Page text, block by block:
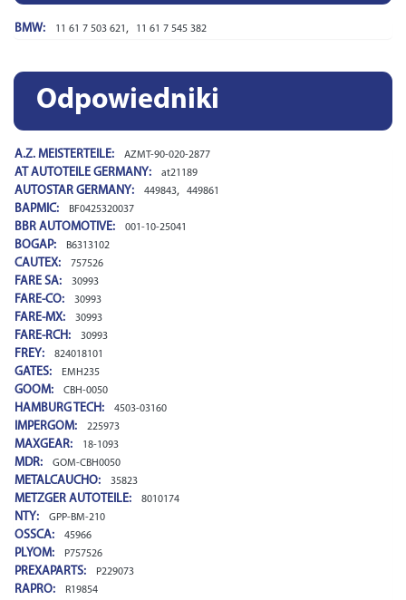
BMW: 11 61 7 503 621 , 11 61 7 545 382
Odpowiedniki
A.Z. MEISTERTEILE: AZMT-90-020-2877
AT AUTOTEILE GERMANY: at21189
AUTOSTAR GERMANY: 449843, 449861
BAPMIC: BF0425320037
BBR AUTOMOTIVE: 001-10-25041
BOGAP: B6313102
CAUTEX: 757526
FARE SA: 30993
FARE-CO: 30993
FARE-MX: 30993
FARE-RCH: 30993
FREY: 824018101
GATES: EMH235
GOOM: CBH-0050
HAMBURG TECH: 4503-03160
IMPERGOM: 225973
MAXGEAR: 18-1093
MDR: GOM-CBH0050
METALCAUCHO: 35823
METZGER AUTOTEILE: 8010174
NTY: GPP-BM-210
OSSCA: 45966
PLYOM: P757526
PREXAPARTS: P229073
RAPRO: R19854